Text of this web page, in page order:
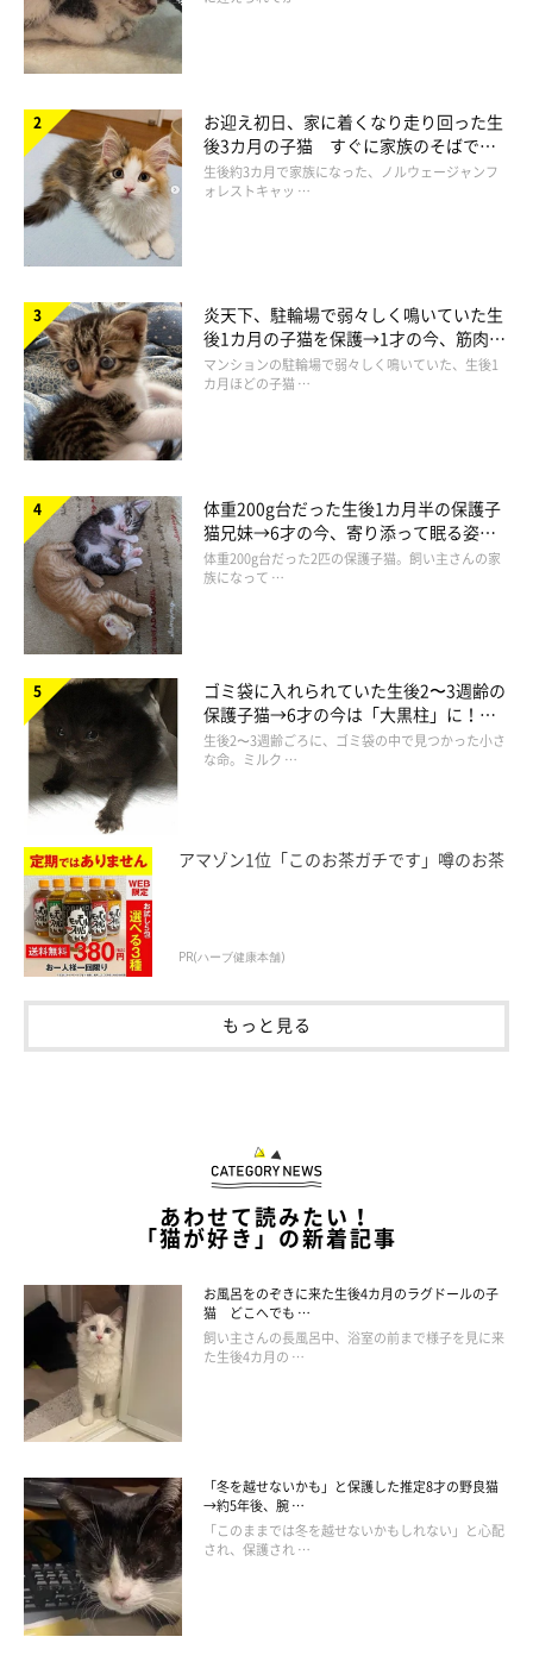
気持ちから
じつは飼い主さんの反応も影響しています。
人は猫が2本足で立つと、人の赤ちゃんが立ったときと似た感情
りすると猫はその反応やごほうびを学習し、おねだりしたいとき
や甘えたいときに積極的に立つようになるのです。
お迎え初日、家に着くなり走り回った生
後3カ月の子猫 すぐに家族のそばで落
ち着く姿に「迎えてよかった」
生後約3カ月で家族になった、ノルウェージャンフ
ォレストキャッ …
炎天下、駐輪場で弱々しく鳴いていた生
後1カ月の子猫を保護→1才の今、筋肉質
でツンデレなコに成長
マンションの駐輪場で弱々しく鳴いていた、生後1
カ月ほどの子猫 …
体重200g台だった生後1カ月半の保護子
猫兄妹→6才の今、寄り添って眠る姿に
ほっこり！
体重200g台だった2匹の保護子猫。飼い主さんの家
族になって …
ゴミ袋に入れられていた生後2〜3週齢の
保護子猫→6才の今は「大黒柱」に！
美しい黒猫に成長した姿にグッとくる
生後2〜3週齢ごろに、ゴミ袋の中で見つかった小さ
な命。ミルク …
アマゾン1位「このお茶ガチです」噂のお茶
PR(ハーブ健康本舗)
もっと見る
あわせて読みたい！
「猫が好き」の新着記事
お風呂をのぞきに来た生後4カ月のラグドールの子
猫 どこへでも …
飼い主さんの長風呂中、浴室の前まで様子を見に来
た生後4カ月の …
「冬を越せないかも」と保護した推定8才の野良猫
→約5年後、腕 …
「このままでは冬を越せないかもしれない」と心配
され、保護され …